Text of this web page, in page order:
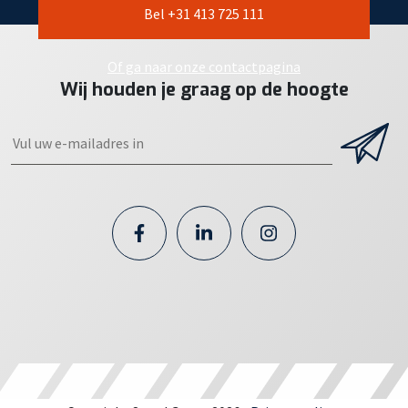
Bel +31 413 725 111
Of ga naar onze contactpagina
Wij houden je graag op de hoogte